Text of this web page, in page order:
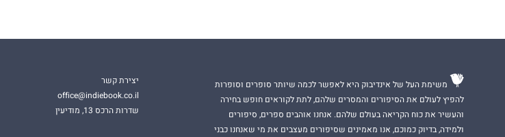
משימת העל של אינדיבוק היא לאפשר לכמה שיותר סופרים וסופרות
להפיץ לעולם את הסיפורים והמסרים שלהם, לתת לקוראים חופש בחירה
והעשיר את כוח הקריאה בעולם שלהם. אנחנו אוהבים ספרים, סיפורים
ולמידה, בדיוק כמוכם, אנו מאמינים שסיפורים מעצבים את מי שאנחנו כבני
יצירת קשר
office@indiebook.co.il
שדרות הרכס 13, מודיעין